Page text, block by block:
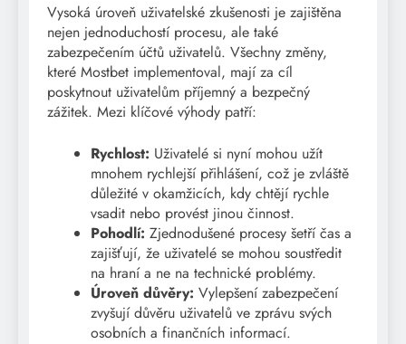
Vysoká úroveň uživatelské zkušenosti je zajištěna
nejen jednoduchostí procesu, ale také
zabezpečením účtů uživatelů. Všechny změny,
které Mostbet implementoval, mají za cíl
poskytnout uživatelům příjemný a bezpečný
zážitek. Mezi klíčové výhody patří:
Rychlost: Uživatelé si nyní mohou užít
mnohem rychlejší přihlášení, což je zvláště
důležité v okamžicích, kdy chtějí rychle
vsadit nebo provést jinou činnost.
Pohodlí: Zjednodušené procesy šetří čas a
zajišťují, že uživatelé se mohou soustředit
na hraní a ne na technické problémy.
Úroveň důvěry: Vylepšení zabezpečení
zvyšují důvěru uživatelů ve zprávu svých
osobních a finančních informací.